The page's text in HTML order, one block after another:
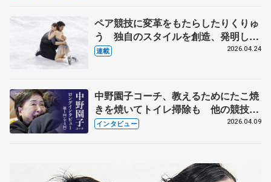
ペア競技に変革をもたらしたりくりゅ
う 独自のスタイルを創造、発明した
【引退発表後②】
連載 2026.04.24
中野園子コーチ、教えるためにたこ焼
きを焼いてトイレ掃除も 他の競技に
も通用するという坂本花織の筋肉
インタビュー 2026.04.09